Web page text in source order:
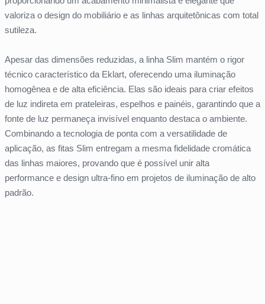
valoriza o design do mobiliário e as linhas arquitetônicas com total
sutileza.
Apesar das dimensões reduzidas, a linha Slim mantém o rigor
técnico característico da Eklart, oferecendo uma iluminação
homogênea e de alta eficiência. Elas são ideais para criar efeitos
de luz indireta em prateleiras, espelhos e painéis, garantindo que a
fonte de luz permaneça invisível enquanto destaca o ambiente.
Combinando a tecnologia de ponta com a versatilidade de
aplicação, as fitas Slim entregam a mesma fidelidade cromática
das linhas maiores, provando que é possível unir alta
performance e design ultra-fino em projetos de iluminação de alto
padrão.